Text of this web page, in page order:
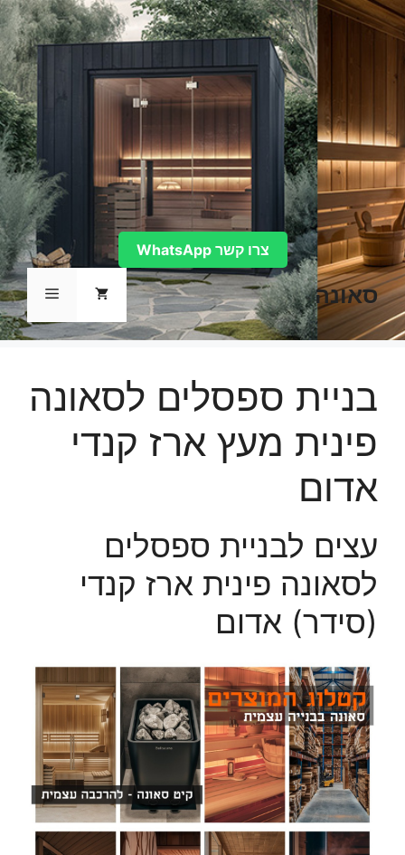
לדלג
לתוכן
סאונה תפריט
צרו קשר WhatsApp
בניית ספסלים לסאונה
פינית מעץ ארז קנדי
אדום
עצים לבניית ספסלים
לסאונה פינית ארז קנדי
(סידר) אדום